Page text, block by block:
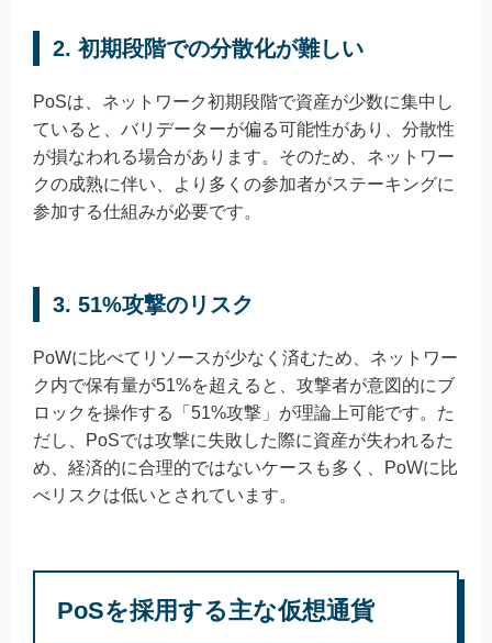
2. 初期段階での分散化が難しい
PoSは、ネットワーク初期段階で資産が少数に集中し
ていると、バリデーターが偏る可能性があり、分散性
が損なわれる場合があります。そのため、ネットワー
クの成熟に伴い、より多くの参加者がステーキングに
参加する仕組みが必要です。
3. 51%攻撃のリスク
PoWに比べてリソースが少なく済むため、ネットワー
ク内で保有量が51%を超えると、攻撃者が意図的にブ
ロックを操作する「51%攻撃」が理論上可能です。た
だし、PoSでは攻撃に失敗した際に資産が失われるた
め、経済的に合理的ではないケースも多く、PoWに比
べリスクは低いとされています。
PoSを採用する主な仮想通貨